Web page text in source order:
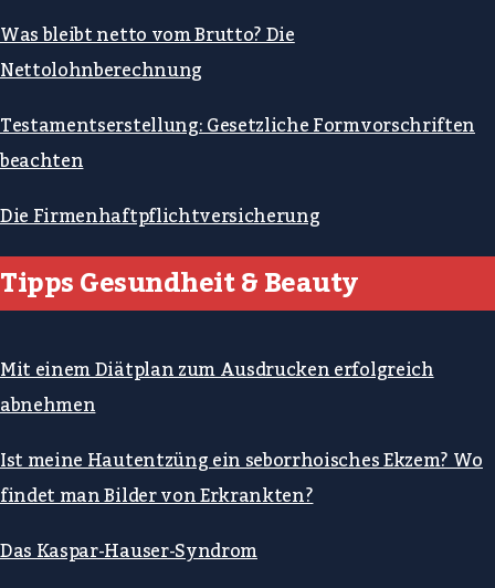
Was bleibt netto vom Brutto? Die
Nettolohnberechnung
Testamentserstellung: Gesetzliche Formvorschriften
beachten
Die Firmenhaftpflichtversicherung
Tipps Gesundheit & Beauty
Mit einem Diätplan zum Ausdrucken erfolgreich
abnehmen
Ist meine Hautentzüng ein seborrhoisches Ekzem? Wo
findet man Bilder von Erkrankten?
Das Kaspar-Hauser-Syndrom